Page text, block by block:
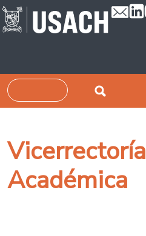
Passar para o conteúdo principal
Pesquisar
Vicerrectoría
Académica